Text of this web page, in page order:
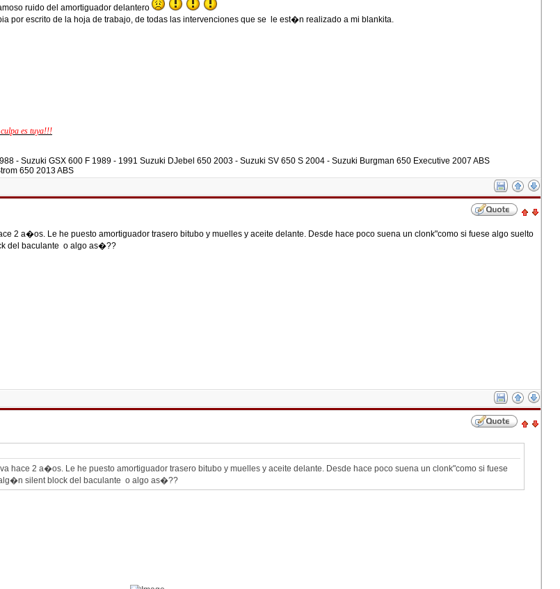
ruido del amortiguador delantero
por escrito de la hoja de trabajo, de todas las intervenciones que se le est�n realizado a mi blankita.
es tuya!!!
- Suzuki GSX 600 F 1989 - 1991 Suzuki DJebel 650 2003 - Suzuki SV 650 S 2004 - Suzuki Burgman 650 Executive 2007 ABS
650 2013 ABS
2 a�os. Le he puesto amortiguador trasero bitubo y muelles y aceite delante. Desde hace poco suena un clonk"como si fuese algo suelto
del baculante o algo as�??
hace 2 a�os. Le he puesto amortiguador trasero bitubo y muelles y aceite delante. Desde hace poco suena un clonk"como si fuese
silent block del baculante o algo as�??